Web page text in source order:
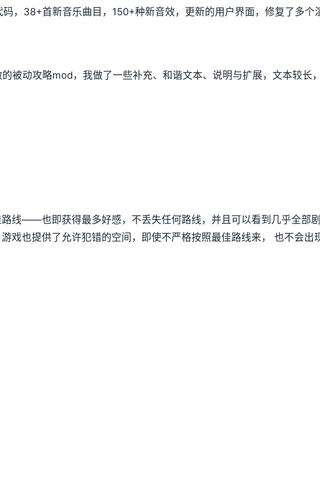
，38+首新音乐曲目，150+种新音效，更新的用户界面，修复了多个
被动攻略mod，我做了一些补充、和谐文本、说明与扩展，文本较长
线——也即获得最多好感，不丢失任何路线，并且可以看到几乎全部
戏也提供了允许犯错的空间，即使不严格按照最佳路线来， 也不会出